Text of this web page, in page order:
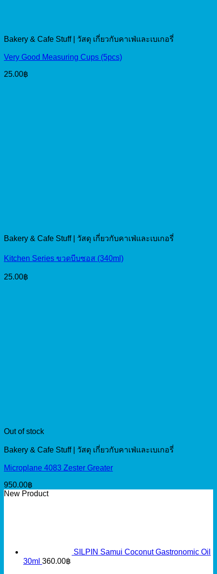
Bakery & Cafe Stuff | วัสดุ เกี่ยวกับคาเฟ่และเบเกอรี่
Very Good Measuring Cups (5pcs)
25.00฿
Bakery & Cafe Stuff | วัสดุ เกี่ยวกับคาเฟ่และเบเกอรี่
Kitchen Series ขวดบีบซอส (340ml)
25.00฿
Out of stock
Bakery & Cafe Stuff | วัสดุ เกี่ยวกับคาเฟ่และเบเกอรี่
Microplane 4083 Zester Greater
950.00฿
New Product
SILPIN Samui Coconut Gastronomic Oil
30ml 360.00฿